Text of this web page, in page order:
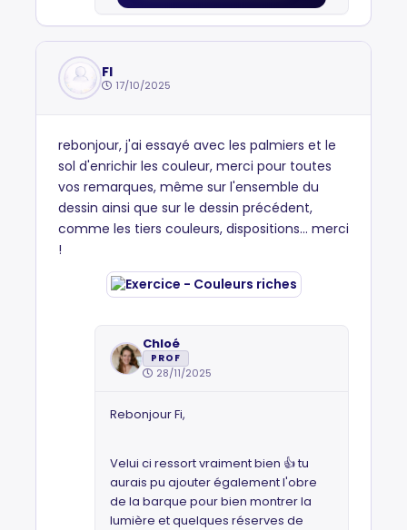
Fl
17/10/2025
rebonjour, j'ai essayé avec les palmiers et le
sol d'enrichir les couleur, merci pour toutes
vos remarques, même sur l'ensemble du
dessin ainsi que sur le dessin précédent,
comme les tiers couleurs, dispositions... merci
!
Chloé
PROF
28/11/2025
Rebonjour Fi,
Velui ci ressort vraiment bien 👍 tu
aurais pu ajouter également l'obre
de la barque pour bien montrer la
lumière et quelques réserves de